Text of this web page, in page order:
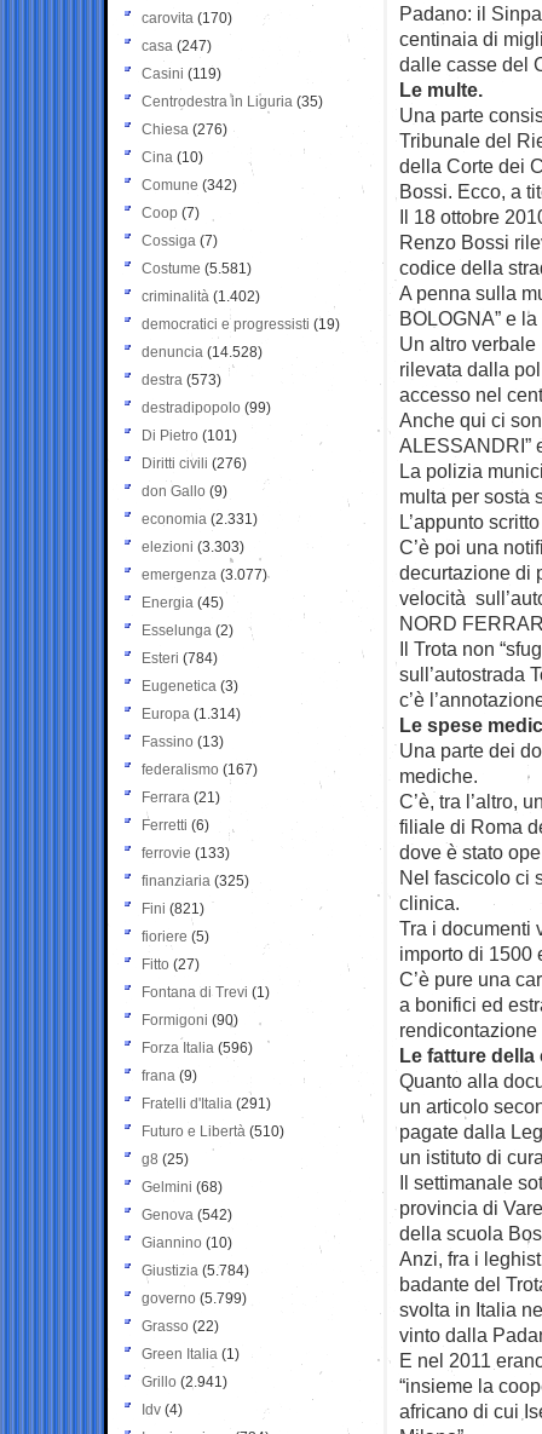
Padano: il
centinaia di
dalle casse del
Le multe.
Una parte
Tribunale del
della Corte dei
Bossi. Ecco, a
Il 18 ottobre
Renzo Bossi
codice della
A penna sulla
BOLOGNA” e
Un altro verbale
rilevata dalla
accesso nel
Anche qui ci
ALESSANDRI”
La polizia
multa per sosta
L’appunto
C’è poi una
decurtazione di
velocità
NORD
Il Trota non
sull’autostrada
c’è
Le spese
Una parte dei
mediche.
C’è, tra l’altro,
filiale di Roma
dove è stato
Nel fascicolo ci
clinica.
Tra i documenti
importo di 1500
C’è pure una
a bonifici ed
Le fatture
Quanto alla
un articolo
pagate dalla
un istituto di
Il settimanale
provincia di
della scuola
Anzi, fra i
badante del
svolta in Italia
vinto dalla
E nel 2011
“insieme la
africano di cui
carovita (170)
casa (247)
Casini (119)
Centrodestra in Liguria (35)
Chiesa (276)
Cina (10)
Comune (342)
Coop (7)
Cossiga (7)
Costume (5.581)
criminalità (1.402)
democratici e progressisti (19)
denuncia (14.528)
destra (573)
destradipopolo (99)
Di Pietro (101)
Diritti civili (276)
don Gallo (9)
economia (2.331)
elezioni (3.303)
emergenza (3.077)
Energia (45)
Esselunga (2)
Esteri (784)
Eugenetica (3)
Europa (1.314)
Fassino (13)
federalismo (167)
Ferrara (21)
Ferretti (6)
ferrovie (133)
finanziaria (325)
Fini (821)
fioriere (5)
Fitto (27)
Fontana di Trevi (1)
Formigoni (90)
Forza Italia (596)
frana (9)
Fratelli d'Italia (291)
Futuro e Libertà (510)
g8 (25)
Gelmini (68)
Genova (542)
Giannino (10)
Giustizia (5.784)
governo (5.799)
Grasso (22)
Green Italia (1)
Grillo (2.941)
Idv (4)